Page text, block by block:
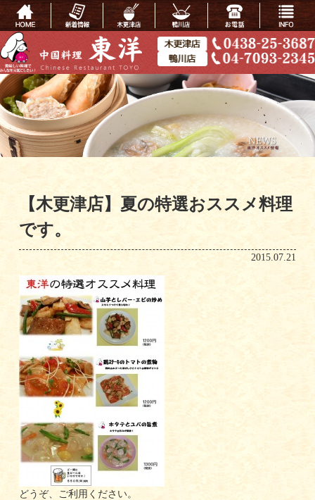
【木更津店】夏の特選おススメ料理
です。
2015.07.21
どうぞ、ご利用ください。